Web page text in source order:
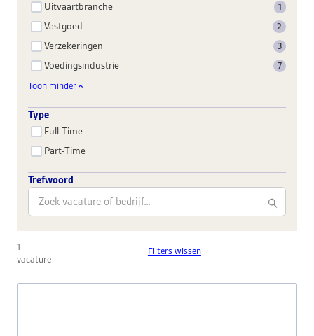
Uitvaartbranche 1
Vastgoed 2
Verzekeringen 3
Voedingsindustrie
7
Toon minder
Type
Full-Time
Part-Time
Trefwoord
1
vacature
Filters wissen